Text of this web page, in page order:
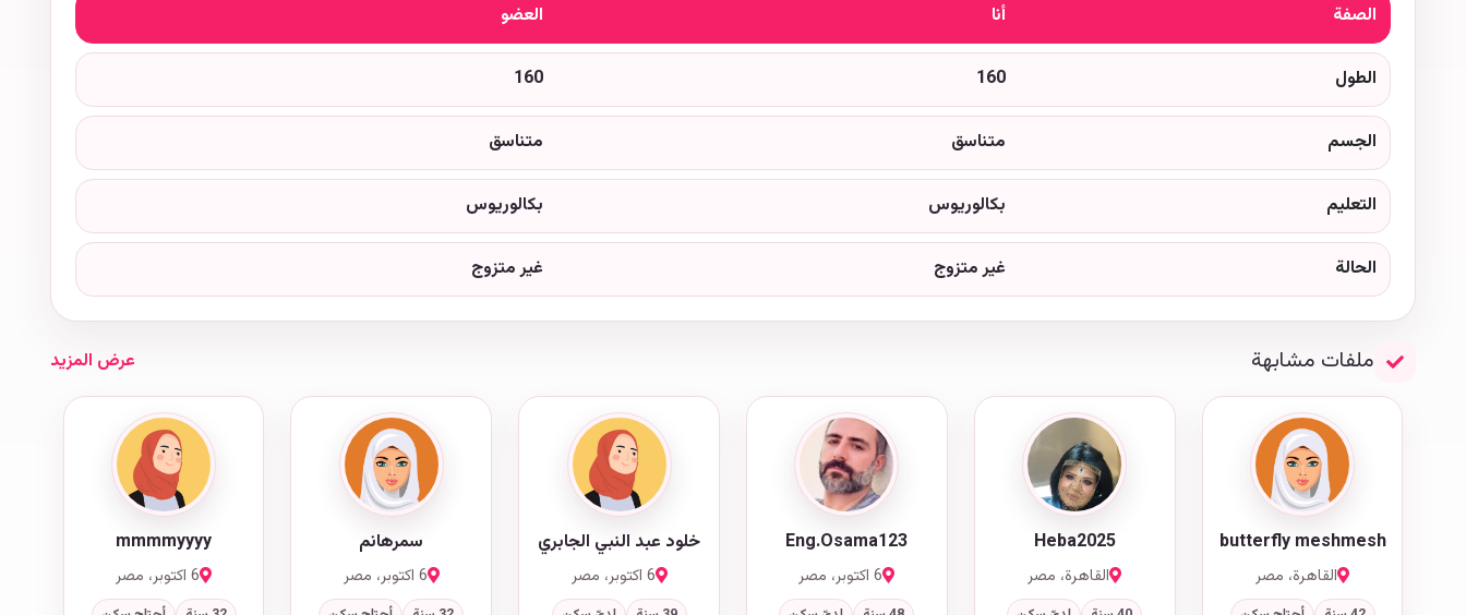
الصفة أنا العضو
الطول 160
160
الجسم متناسق متناسق
التعليم بكالوريوس بكالوريوس
الحالة غير متزوج غير متزوج
ملفات مشابهة عرض المزيد
butterfly meshmesh
القاهرة، مصر
Heba2025
القاهرة، مصر
Eng.Osama123
6 اكتوبر، مصر
خلود عبد النبي الجابري
6 اكتوبر، مصر
سمرهانم
6 اكتوبر، مصر
mmmmyyyy
6 اكتوبر، مصر